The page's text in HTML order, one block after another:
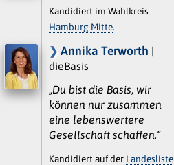
Kandidiert im Wahlkreis
Hamburg-Mitte.
Annika Terworth |
dieBasis
„Du bist die Basis, wir
können nur zusammen
eine lebenswertere
Gesellschaft schaffen.“
Kandidiert auf der Landesliste